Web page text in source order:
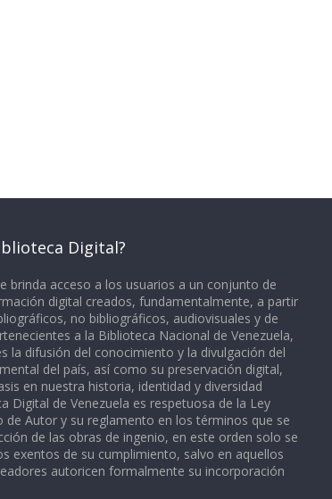
Digital?
brinda acceso a los usuarios a un conjunto de
digital creados, fundamentalmente, a partir
no bibliográficos, audiovisuales y de
a la Biblioteca Nacional de Venezuela,
la difusión del conocimiento y la divulgación del
del país, así como su preservación digital,
en nuestra historia, identidad y diversidad
Digital de Venezuela es respetuosa de la Ley
de Autor y su reglamento en los términos que se
de las obras de ingenio, en este orden solo se
exentos de su cumplimiento, salvo en aquellos
autoricen formalmente su incorporación